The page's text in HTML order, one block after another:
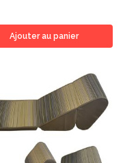
Ajouter au panier